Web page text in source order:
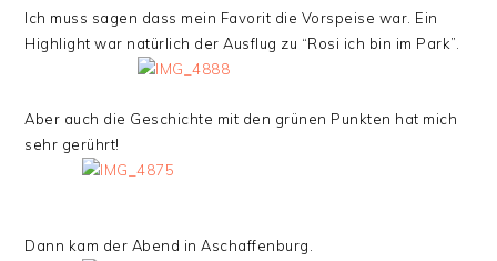
Ich muss sagen dass mein Favorit die Vorspeise war. Ein
Highlight war natürlich der Ausflug zu “Rosi ich bin im Park”.
Aber auch die Geschichte mit den grünen Punkten hat mich
sehr gerührt!
Dann kam der Abend in Aschaffenburg.